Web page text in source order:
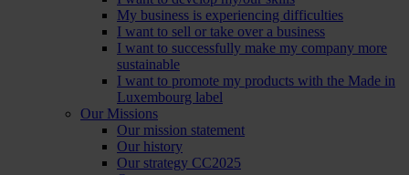
My business is experiencing difficulties
I want to sell or take over a business
I want to successfully make my company more
sustainable
I want to promote my products with the Made in
Luxembourg label
Our Missions
Our mission statement
Our history
Our strategy CC2025